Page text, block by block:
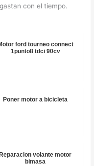
con el tiempo.
ford tourneo connect
1punto8 tdci 90cv
Poner motor a bicicleta
Reparacion volante motor
bimasa